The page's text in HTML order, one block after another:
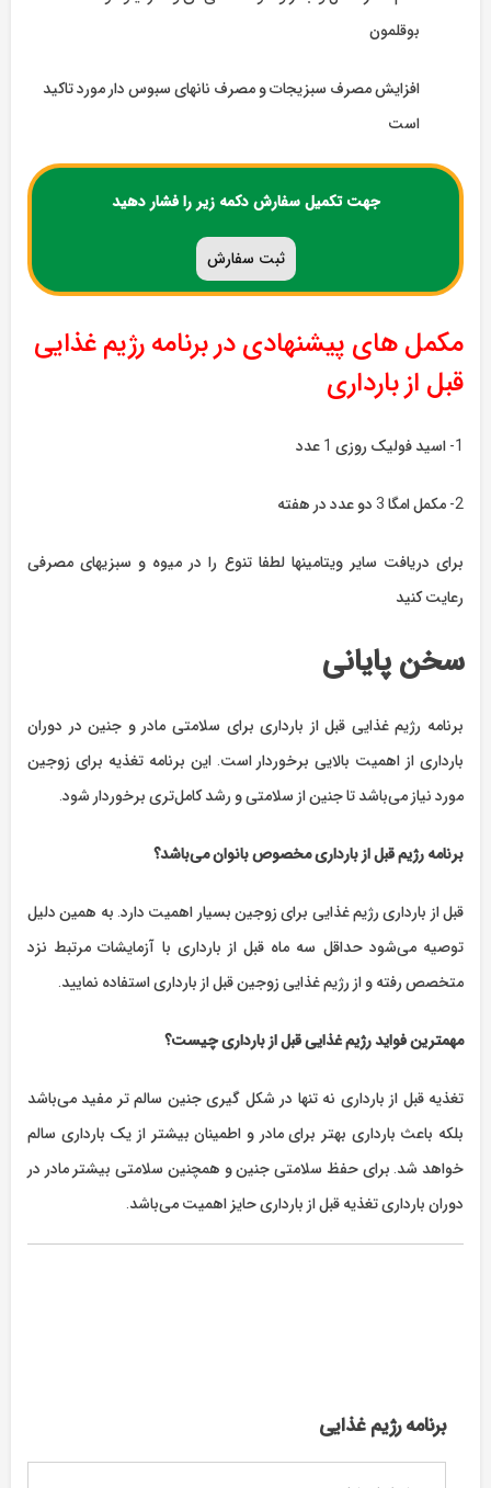
بوقلمون
افزایش مصرف سبزیجات و مصرف نانهای سبوس دار مورد تاکید
است
جهت تکمیل سفارش دکمه زیر را فشار دهید
ثبت سفارش
مکمل های پیشنهادی در برنامه رژیم غذایی
قبل از بارداری
1- اسید فولیک روزی 1 عدد
2- مکمل امگا 3 دو عدد در هفته
برای دریافت سایر ویتامینها لطفا تنوع را در میوه و سبزیهای مصرفی
رعایت کنید
سخن پایانی
برنامه رژیم غذایی قبل از بارداری برای سلامتی مادر و جنین در دوران
بارداری از اهمیت بالایی برخوردار است. این برنامه تغذیه برای زوجین
مورد نیاز می‌باشد تا جنین از سلامتی و رشد کامل‌تری برخوردار شود.
برنامه رژیم قبل از بارداری مخصوص بانوان می‌باشد؟
قبل از بارداری رژیم غذایی برای زوجین بسیار اهمیت دارد. به همین دلیل
توصیه می‌شود حداقل سه ماه قبل از بارداری با آزمایشات مرتبط نزد
متخصص رفته و از رژیم غذایی زوجین قبل از بارداری استفاده نمایید.
مهمترین فواید رژیم غذایی قبل از بارداری چیست؟
تغذیه قبل از بارداری نه تنها در شکل گیری جنین سالم تر مفید می‌باشد
بلکه باعث بارداری بهتر برای مادر و اطمینان بیشتر از یک بارداری سالم
خواهد شد. برای حفظ سلامتی جنین و همچنین سلامتی بیشتر مادر در
دوران بارداری تغذیه قبل از بارداری حایز اهمیت می‌باشد.
برنامه رژیم غذایی